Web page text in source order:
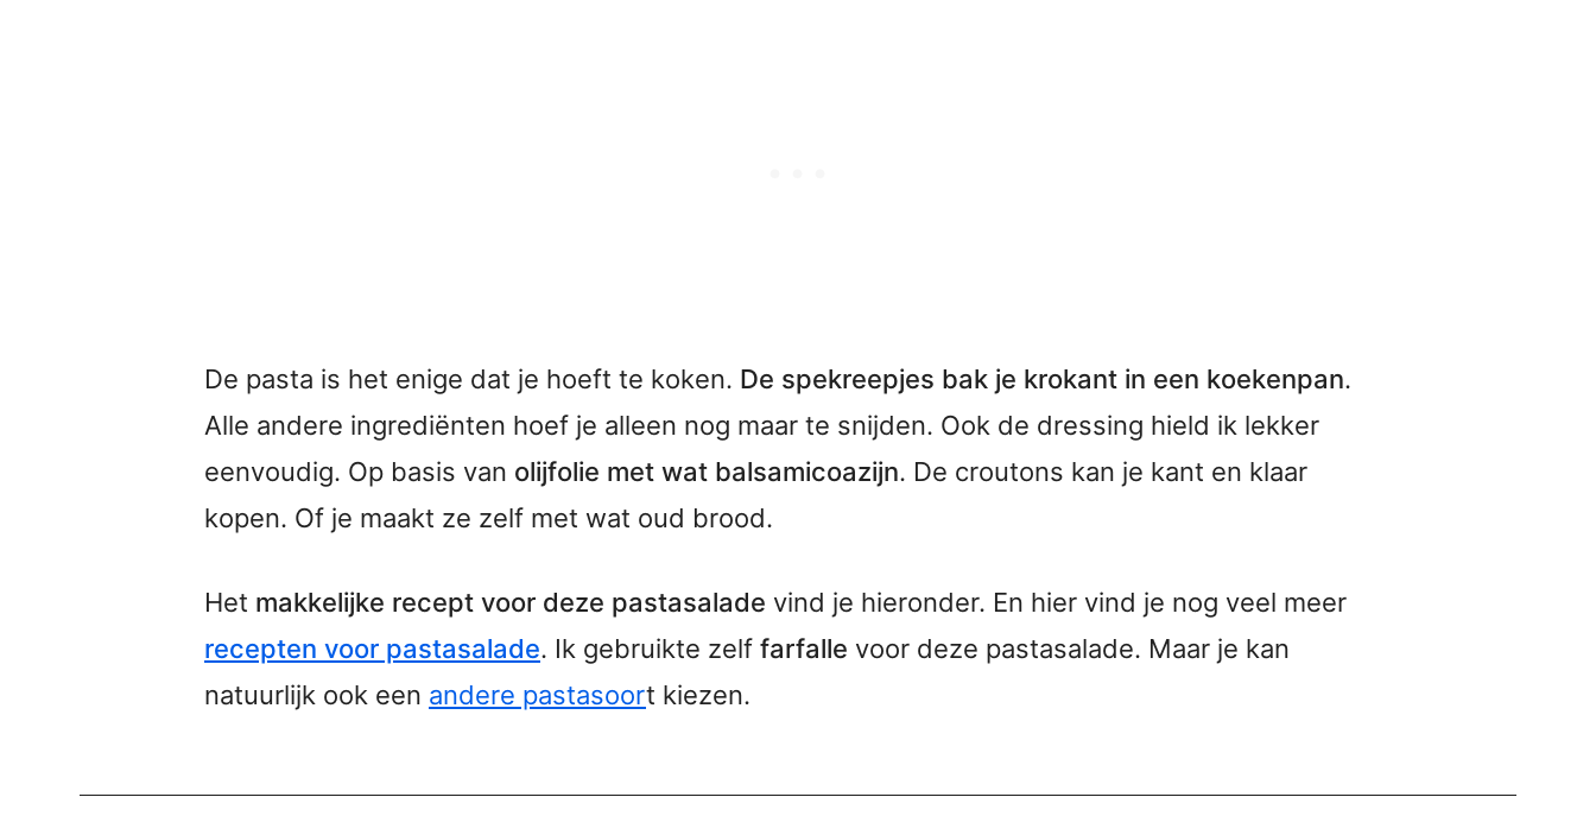
De pasta is het enige dat je hoeft te koken. De spekreepjes bak je krokant in een koekenpan.
Alle andere ingrediënten hoef je alleen nog maar te snijden. Ook de dressing hield ik lekker
eenvoudig. Op basis van olijfolie met wat balsamicoazijn. De croutons kan je kant en klaar
kopen. Of je maakt ze zelf met wat oud brood.
Het makkelijke recept voor deze pastasalade vind je hieronder. En hier vind je nog veel meer
recepten voor pastasalade. Ik gebruikte zelf farfalle voor deze pastasalade. Maar je kan
natuurlijk ook een andere pastasoort kiezen.